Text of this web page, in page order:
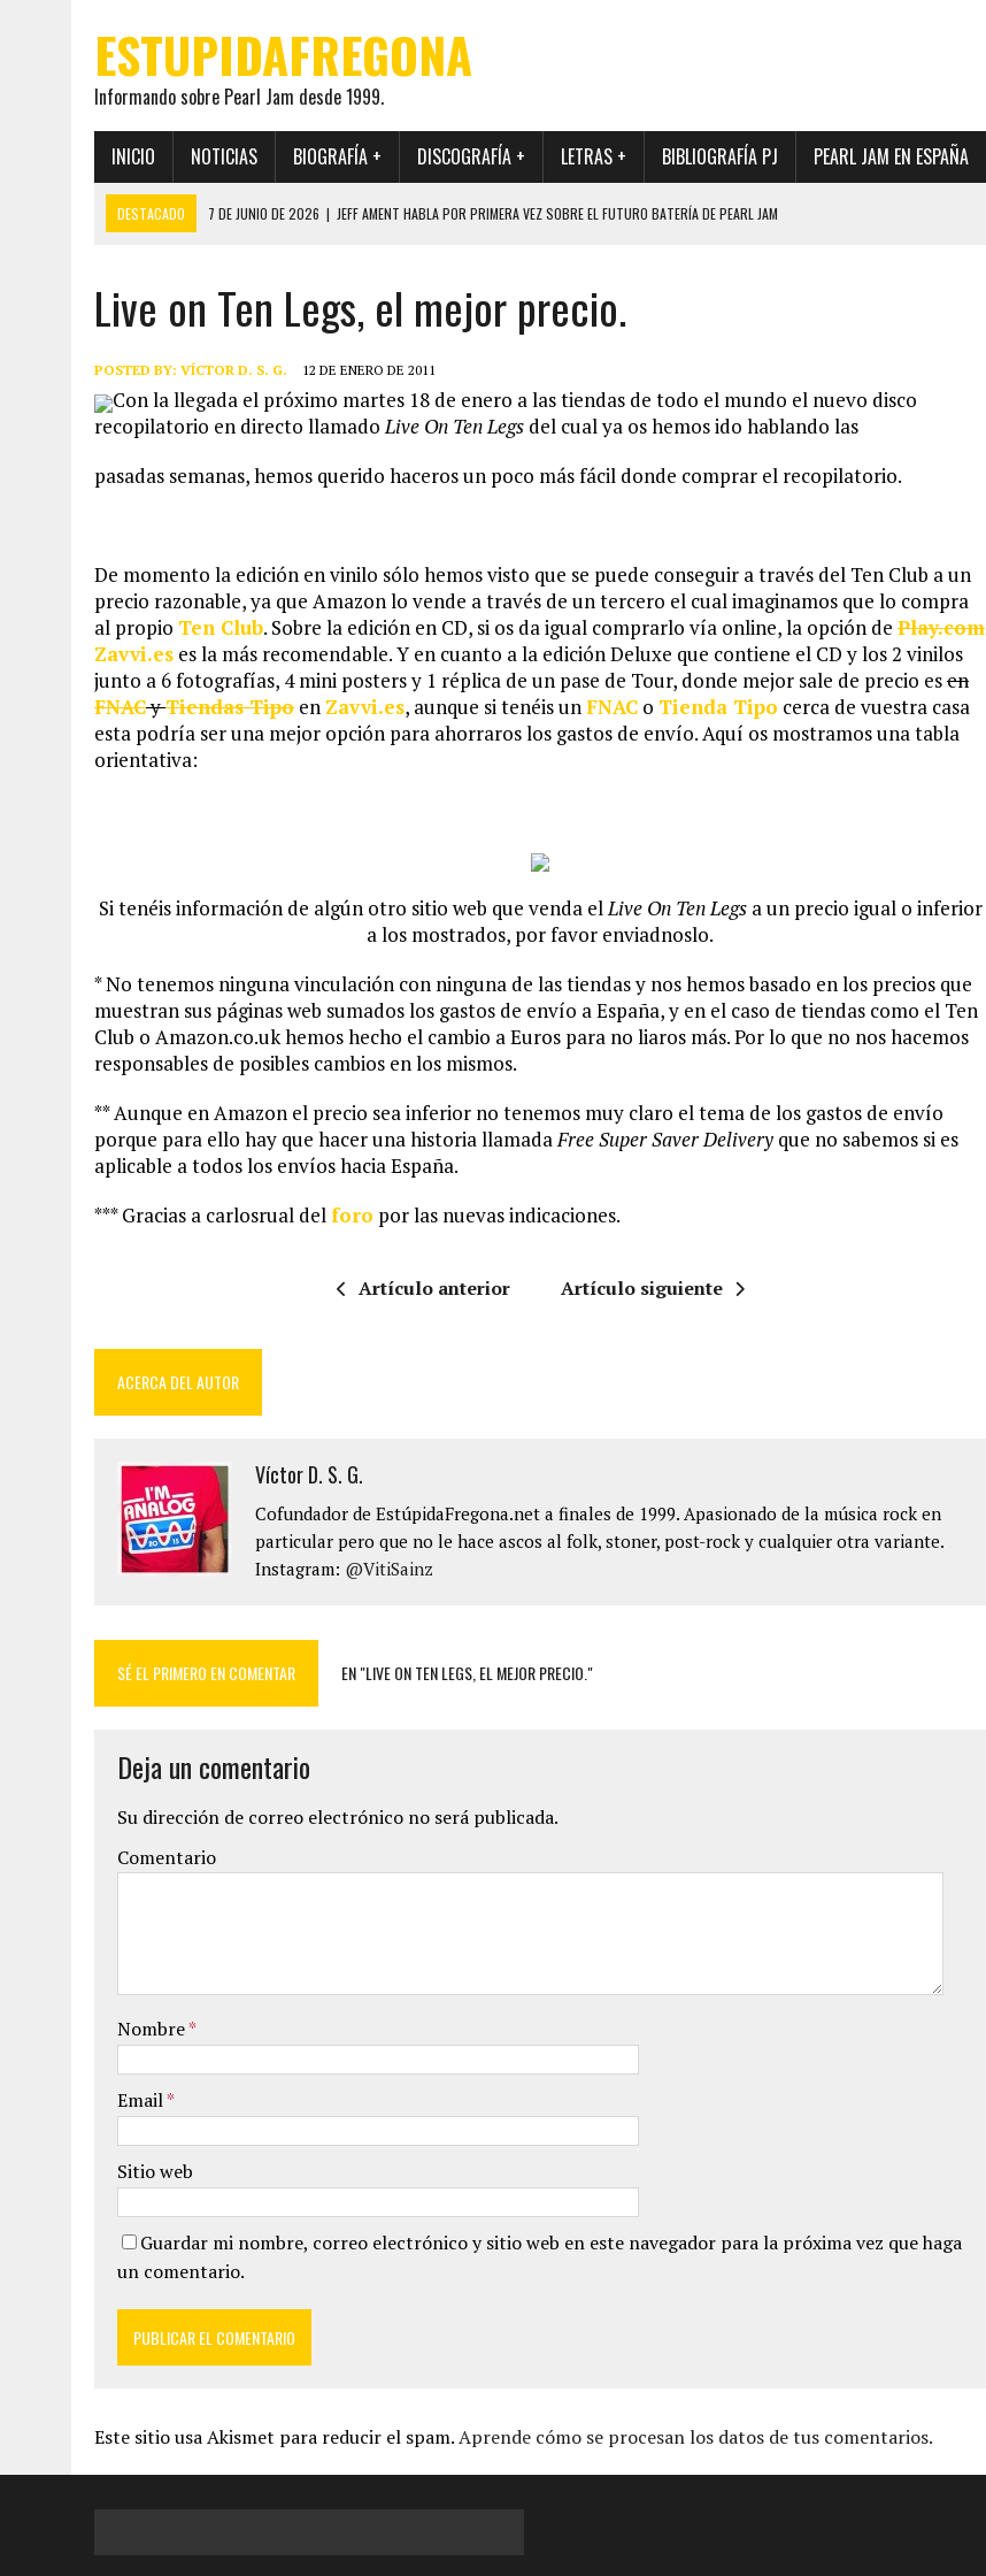
ESTUPIDAFREGONA
Informando sobre Pearl Jam desde 1999.
INICIO NOTICIAS BIOGRAFÍA + DISCOGRAFÍA + LETRAS + BIBLIOGRAFÍA PJ PEARL JAM EN ESPAÑA
DESTACADO 7 DE JUNIO DE 2026 | JEFF AMENT HABLA POR PRIMERA VEZ SOBRE EL FUTURO BATERÍA DE PEARL JAM
19 DE MAYO DE 2026
EL ENCUENTRO ENTRE NEIL YOUNG Y PEARL JAM QUE MARCÓ LOS 90, DE NUEVO EN VINILO.
12 DE MAYO DE 2026 | PEARL JAM REAPARECEN EN OHANA 2026 EN MEDIO DE LA INCERTIDUMBRE SOBRE SU FUTURA FORMACIÓN
28 DE JULIO DE 2026 | JEFF AMENT PUBLICA SINCE FOREVER, UN LIBRO CON FOTOGRAFÍAS INÉDITAS DE LA HISTORIA DE PEARL JAM
Live on Ten Legs, el mejor precio.
POSTED BY: VÍCTOR D. S. G. 12 DE ENERO DE 2011
Con la llegada el próximo martes 18 de enero a las tiendas de todo el mundo el nuevo disco
recopilatorio en directo llamadoLive On Ten Legs del cual ya os hemos ido hablando las
pasadas semanas, hemos querido haceros un poco más fácil donde comprar el recopilatorio.
De momento la edición en vinilo sólo hemos visto que se puede conseguir a través del Ten Club a un
precio razonable, ya que Amazon lo vende a través de un tercero el cual imaginamos que lo compra
al propio Ten Club. Sobre la edición en CD, si os da igual comprarlo vía online, la opción de Play.com
Zavvi.es es la más recomendable. Y en cuanto a la edición Deluxe que contiene el CD y los 2 vinilos
junto a 6 fotografías, 4 mini posters y 1 réplica de un pase de Tour, donde mejor sale de precio esen
FNACyTiendas Tipo en Zavvi.es, aunque si tenéis unFNAC o Tienda Tipo cerca de vuestra casa
esta podría ser una mejor opción para ahorraros los gastos de envío. Aquí os mostramos una tabla
orientativa:
Si tenéis información de algún otro sitio web que venda elLive On Ten Legsa un precio igual o inferior
a los mostrados, por favor enviadnoslo.
* No tenemos ninguna vinculación con ninguna de las tiendas y nos hemos basado en los precios que
muestran sus páginas web sumados los gastos de envío a España, y en el caso de tiendas como el Ten
Club o Amazon.co.uk hemos hecho el cambio a Euros para no liaros más. Por lo que no nos hacemos
responsables de posibles cambios en los mismos.
** Aunque en Amazon el precio sea inferior no tenemos muy claro el tema de los gastos de envío
porque para ello hay que hacer una historia llamadaFree Super Saver Delivery que no sabemos si es
aplicable a todos los envíos hacia España.
*** Gracias a carlosrual delforo por las nuevas indicaciones.
Artículo anterior Artículo siguiente
ACERCA DEL AUTOR
Víctor D. S. G.
Cofundador de EstúpidaFregona.net a finales de 1999. Apasionado de la música rock en
particular pero que no le hace ascos al folk, stoner, post-rock y cualquier otra variante.
Instagram: @VitiSainz
SÉ EL PRIMERO EN COMENTAR EN "LIVE ON TEN LEGS, EL MEJOR PRECIO."
Deja un comentario
Su dirección de correo electrónico no será publicada.
Comentario
Nombre*
Email*
Sitio web
Guardar mi nombre, correo electrónico y sitio web en este navegador para la próxima vez que haga
un comentario.
Este sitio usa Akismet para reducir el spam.Aprende cómo se procesan los datos de tus comentarios.